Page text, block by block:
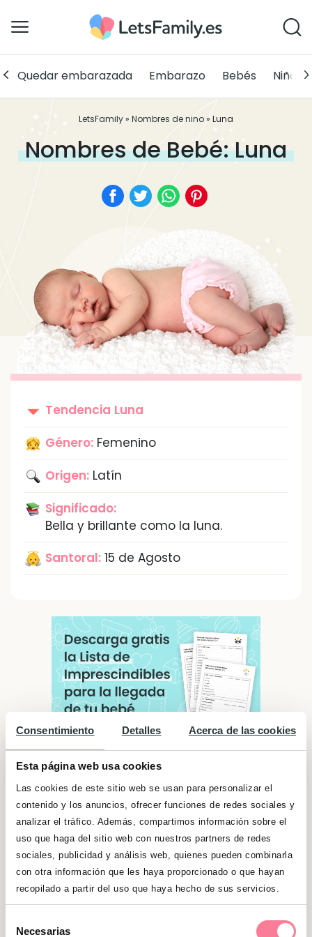
Consentimiento Detalles Acerca de las cookies
Esta página web usa cookies
Las cookies de este sitio web se usan para personalizar el
contenido y los anuncios, ofrecer funciones de redes sociales y
analizar el tráfico. Además, compartimos información sobre el
uso que haga del sitio web con nuestros partners de redes
sociales, publicidad y análisis web, quienes pueden combinarla
con otra información que les haya proporcionado o que hayan
recopilado a partir del uso que haya hecho de sus servicios.
Necesarias
Quedar embarazada Embarazo Bebés Niños
LetsFamily» Nombres de nino» Luna
Nombres de Bebé: Luna
Tendencia Luna
Género: Femenino
Origen: Latín
Significado:
Bella y brillante como la luna.
Santoral: 15 de Agosto
Significado de "Luna"
Destacan por su capacidad de iniciar nuevos
proyectos y lanzarse a cualquier aventura que
las propongan. Esa predilección por la
aventura, repercute en ser personas muy